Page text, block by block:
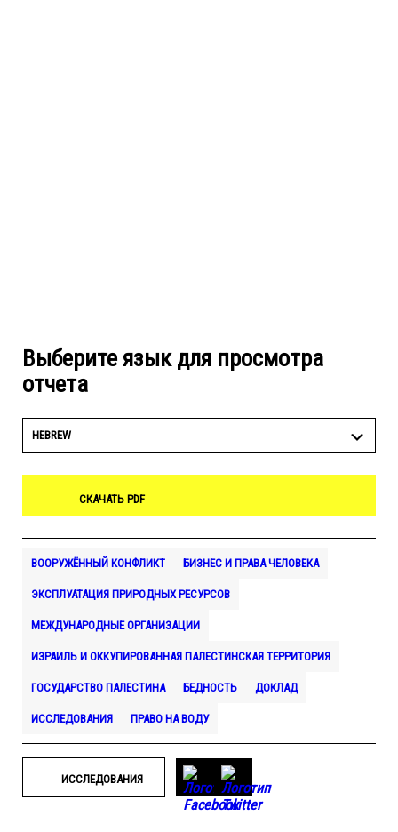
Выберите язык для просмотра
отчета
HEBREW
СКАЧАТЬ PDF
ВООРУЖЁННЫЙ КОНФЛИКТ БИЗНЕС И ПРАВА ЧЕЛОВЕКА
ЭКСПЛУАТАЦИЯ ПРИРОДНЫХ РЕСУРСОВ
МЕЖДУНАРОДНЫЕ ОРГАНИЗАЦИИ
ИЗРАИЛЬ И ОККУПИРОВАННАЯ ПАЛЕСТИНСКАЯ ТЕРРИТОРИЯ
ГОСУДАРСТВО ПАЛЕСТИНА БЕДНОСТЬ ДОКЛАД
ИССЛЕДОВАНИЯ ПРАВО НА ВОДУ
ИССЛЕДОВАНИЯ